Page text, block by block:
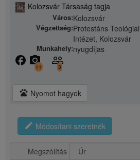
Kolozsvár Társaság tagja
Város:Kolozsvár
Végzettség:Protestáns Teológiai
Intézet, Kolozsvár
Munkahely:nyugdíjas
facebook camera_alt
11
people_outline
3
pets Nyomot hagyok
edit Módosítani szeretnék
Megszólítás